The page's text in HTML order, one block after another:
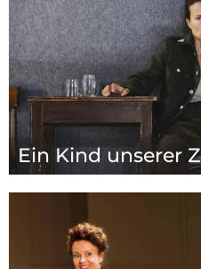
Ein Kind unserer